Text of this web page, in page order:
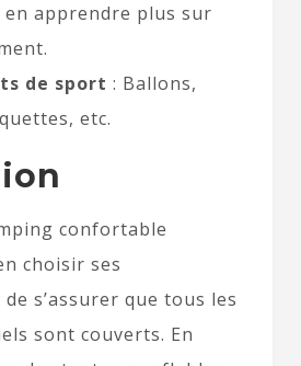
apprendre plus sur
de sport : Ballons,
etc.
confortable
choisir ses
s’assurer que tous les
sont couverts. En